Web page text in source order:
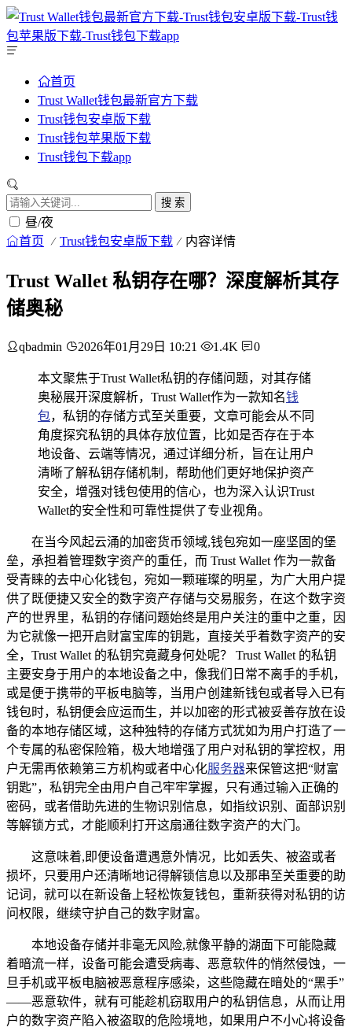
首页
Trust Wallet钱包最新官方下载
Trust钱包安卓版下载
Trust钱包苹果版下载
Trust钱包下载app
搜 索
昼/夜
首页 Trust钱包安卓版下载 内容详情
Trust Wallet 私钥存在哪？深度解析其存
储奥秘
qbadmin 2026年01月29日 10:21 1.4K 0
本文聚焦于Trust Wallet私钥的存储问题，对其存储
奥秘展开深度解析，Trust Wallet作为一款知名钱
包，私钥的存储方式至关重要，文章可能会从不同
角度探究私钥的具体存放位置，比如是否存在于本
地设备、云端等情况，通过详细分析，旨在让用户
清晰了解私钥存储机制，帮助他们更好地保护资产
安全，增强对钱包使用的信心，也为深入认识Trust
Wallet的安全性和可靠性提供了专业视角。
在当今风起云涌的加密货币领域,钱包宛如一座坚固的堡
垒，承担着管理数字资产的重任，而 Trust Wallet 作为一款备
受青睐的去中心化钱包，宛如一颗璀璨的明星，为广大用户提
供了既便捷又安全的数字资产存储与交易服务，在这个数字资
产的世界里，私钥的存储问题始终是用户关注的重中之重，因
为它就像一把开启财富宝库的钥匙，直接关乎着数字资产的安
全，Trust Wallet 的私钥究竟藏身何处呢？ Trust Wallet 的私钥
主要安身于用户的本地设备之中，像我们日常不离手的手机，
或是便于携带的平板电脑等，当用户创建新钱包或者导入已有
钱包时，私钥便会应运而生，并以加密的形式被妥善存放在设
备的本地存储区域，这种独特的存储方式犹如为用户打造了一
个专属的私密保险箱，极大地增强了用户对私钥的掌控权，用
户无需再依赖第三方机构或者中心化服务器来保管这把“财富
钥匙”，私钥完全由用户自己牢牢掌握，只有通过输入正确的
密码，或者借助先进的生物识别信息，如指纹识别、面部识别
等解锁方式，才能顺利打开这扇通往数字资产的大门。
这意味着,即便设备遭遇意外情况，比如丢失、被盗或者
损坏，只要用户还清晰地记得解锁信息以及那串至关重要的助
记词，就可以在新设备上轻松恢复钱包，重新获得对私钥的访
问权限，继续守护自己的数字财富。
本地设备存储并非毫无风险,就像平静的湖面下可能隐藏
着暗流一样，设备可能会遭受病毒、恶意软件的悄然侵蚀，一
旦手机或平板电脑被恶意程序感染，这些隐藏在暗处的“黑手”
——恶意软件，就有可能趁机窃取用户的私钥信息，从而让用
户的数字资产陷入被盗取的危险境地，如果用户不小心将设备